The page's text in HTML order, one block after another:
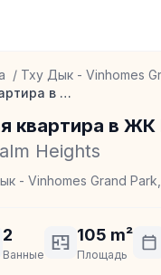
/ Тху Дык - Vinhomes
3-комнатная квартира в ЖК Palm Heights
квартира в ЖК
Heights
- Vinhomes Grand
2
Ванные
105 m²
Площадь